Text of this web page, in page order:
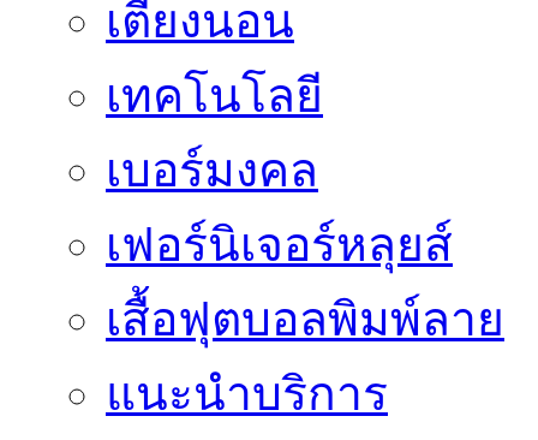
เตียงนอน
เทคโนโลยี
เบอร์มงคล
เฟอร์นิเจอร์หลุยส์
เสื้อฟุตบอลพิมพ์ลาย
แนะนำบริการ